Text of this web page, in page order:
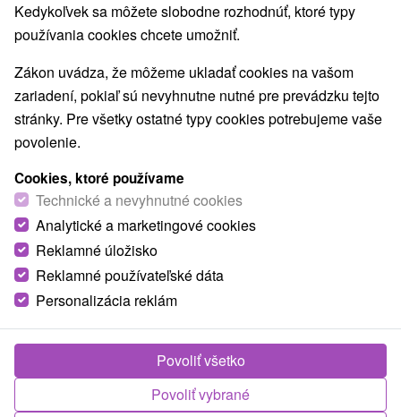
Turistický región
Stredné Slovensko, Horehronie, Veľká Fatra,
Banskobystrický kraj, Kremnické vrchy
Našli ste chybu alebo nám chcete odporučiť novú atrakciu
Kedykoľvek sa môžete slobodne rozhodnúť, ktoré typy
používania cookies chcete umožniť.
Zákon uvádza, že môžeme ukladať cookies na vašom
zariadení, pokiaľ sú nevyhnutne nutné pre prevádzku tejto
stránky. Pre všetky ostatné typy cookies potrebujeme vaše
povolenie.
Cookies, ktoré používame
Technické a nevyhnutné cookies
Analytické a marketingové cookies
Reklamné úložisko
Reklamné používateľské dáta
Personalizácia reklám
Povoliť vybrané
Povoliť všetko